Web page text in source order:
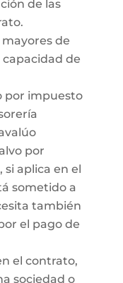
de las
de
de
por impuesto
por
aplica en el
sometido a
también
el pago de
el contrato,
sociedad o